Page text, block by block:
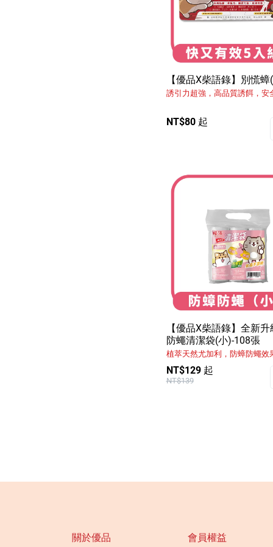
【優品X柴語錄】別慌
誘引力超強，高品質誘餌，安
NT$80 起
【優品X柴語錄】全新
防蠅清潔袋(小)-108張
植萃天然尤加利，防蟑防蠅效
NT$129 起
NT$139
關於優品 會員權益